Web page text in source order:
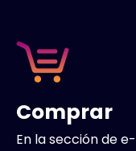
Comprar
En la sección de